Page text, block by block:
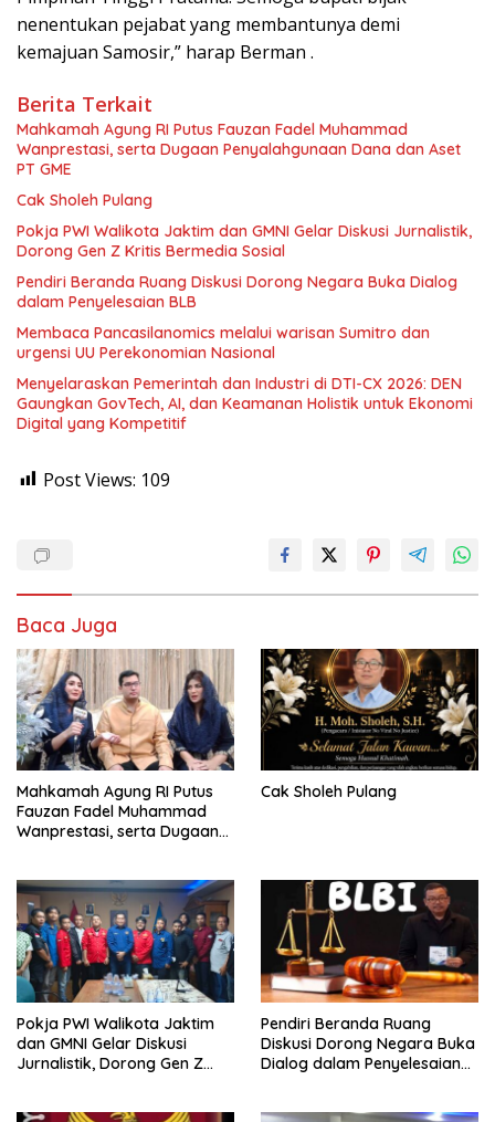
nenentukan pejabat yang membantunya demi
kemajuan Samosir,” harap Berman .
Berita Terkait
Mahkamah Agung RI Putus Fauzan Fadel Muhammad
Wanprestasi, serta Dugaan Penyalahgunaan Dana dan Aset
PT GME
Cak Sholeh Pulang
Pokja PWI Walikota Jaktim dan GMNI Gelar Diskusi Jurnalistik,
Dorong Gen Z Kritis Bermedia Sosial
Pendiri Beranda Ruang Diskusi Dorong Negara Buka Dialog
dalam Penyelesaian BLB
Membaca Pancasilanomics melalui warisan Sumitro dan
urgensi UU Perekonomian Nasional
Menyelaraskan Pemerintah dan Industri di DTI-CX 2026: DEN
Gaungkan GovTech, AI, dan Keamanan Holistik untuk Ekonomi
Digital yang Kompetitif
Post Views: 109
Baca Juga
Mahkamah Agung RI Putus
Fauzan Fadel Muhammad
Wanprestasi, serta Dugaan
Cak Sholeh Pulang
Pokja PWI Walikota Jaktim
dan GMNI Gelar Diskusi
Jurnalistik, Dorong Gen Z
Pendiri Beranda Ruang
Diskusi Dorong Negara Buka
Dialog dalam Penyelesaian